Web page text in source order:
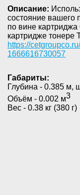
Описание:
состояние вашего
по вине
картридже тонере
https://
1666616730057
Габариты:
Глубина - 0.385 м,
Объём - 0.002 м3
Вес - 0.38 кг (380 г)